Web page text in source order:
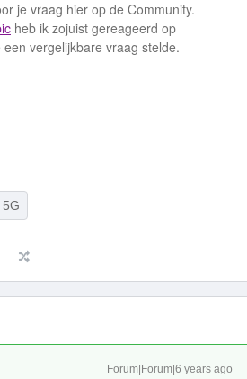
je vraag hier op de Community.
heb ik zojuist gereageerd op
vergelijkbare vraag stelde.
5G
Forum|Forum|6 years ago